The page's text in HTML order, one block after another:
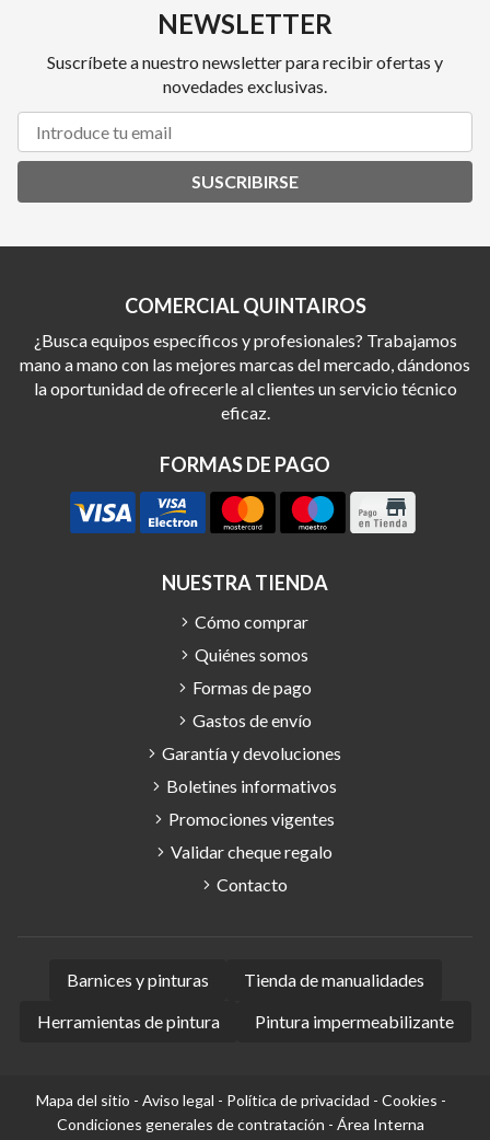
NEWSLETTER
Suscríbete a nuestro newsletter para recibir ofertas y
novedades exclusivas.
SUSCRIBIRSE
COMERCIAL QUINTAIROS
¿Busca equipos específicos y profesionales? Trabajamos
mano a mano con las mejores marcas del mercado, dándonos
la oportunidad de ofrecerle al clientes un servicio técnico
eficaz.
FORMAS DE PAGO
NUESTRA TIENDA
Cómo comprar
Quiénes somos
Formas de pago
Gastos de envío
Garantía y devoluciones
Boletines informativos
Promociones vigentes
Validar cheque regalo
Contacto
Barnices y pinturas
Tienda de manualidades
Herramientas de pintura
Pintura impermeabilizante
Mapa del sitio - Aviso legal - Política de privacidad - Cookies -
Condiciones generales de contratación - Área Interna